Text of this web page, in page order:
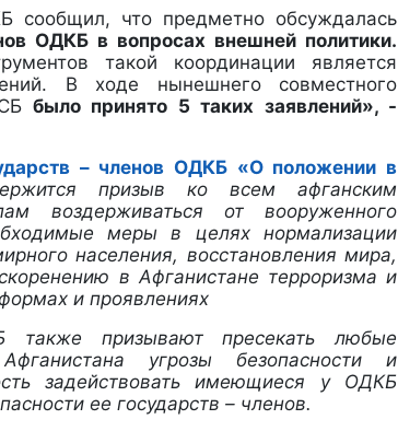
сообщил, что предметно обсуждалась
ОДКБ в вопросах внешней политики.
такой координации является
В ходе нынешнего совместного
было принято 5 таких заявлений», -
– членов ОДКБ «О положении в
призыв ко всем афганским
воздерживаться от вооруженного
меры в целях нормализации
населения, восстановления мира,
в Афганистане терроризма и
и проявлениях
также призывают пресекать любые
угрозы безопасности и
задействовать имеющиеся у ОДКБ
ее государств – членов.